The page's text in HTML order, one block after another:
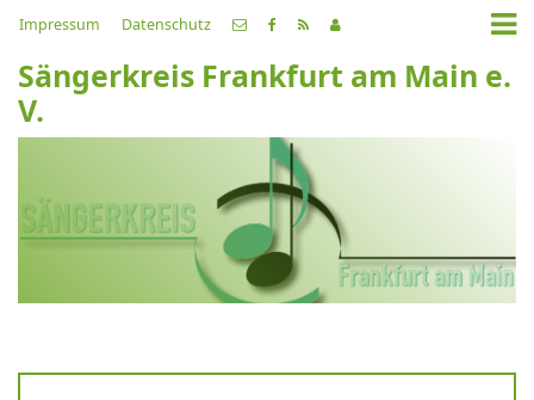
Impressum Datenschutz
Sängerkreis Frankfurt am Main e.
V.